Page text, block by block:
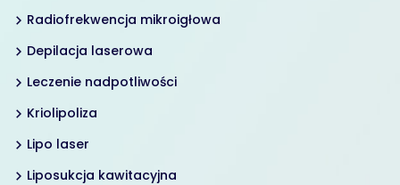
Radiofrekwencja mikroigłowa
Depilacja laserowa
Leczenie nadpotliwości
Kriolipoliza
Lipo laser
Liposukcja kawitacyjna